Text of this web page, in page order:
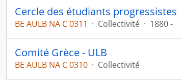
Cercle des étudiants progressistes
BE AULB NA C 0311 · Collectivité · 1880 -
Comité Grèce - ULB
BE AULB NA C 0310 · Collectivité